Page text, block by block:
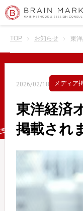
TOP お知らせ 東
2026/02/18 メディア
東洋経済
掲載され